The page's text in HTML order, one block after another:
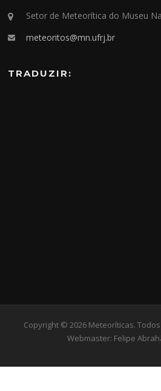
Setor de Meteorítica do Museu
meteoritos@mn.ufrj.br
TRADUZIR:
Copyright © 2026 Meteoríticas.
Webmaster: Felipe